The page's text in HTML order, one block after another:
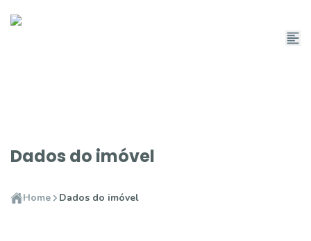
Dados do imóvel
Home Dados do imóvel